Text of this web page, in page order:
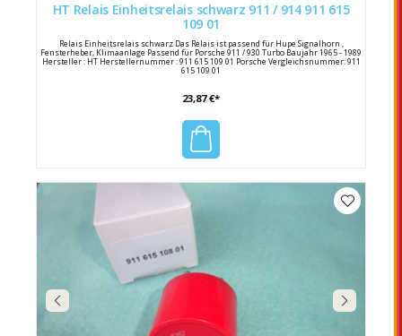
HT Relais Einheitsrelais schwarz 911 / 914 911 615
109 01
Relais Einheitsrelais schwarz Das Relais ist passend für Hupe Signalhorn ,
Fensterheber, Klimaanlage Passend für Porsche 911 / 930 Turbo Baujahr 1965 - 1989
Hersteller : HT Herstellernummer : 911 615 109 01 Porsche Vergleichsnummer: 911
615 109 01
23,87 €*